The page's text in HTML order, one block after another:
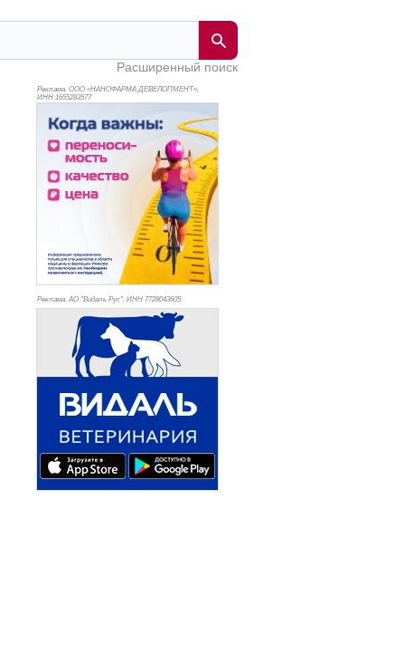
Расширенный поиск
Реклама. ООО «НАНОФАРМА ДЕВЕЛОПМЕНТ»,
ИНН 1655283577
Реклама. АО "Видаль Рус", ИНН 7728043605